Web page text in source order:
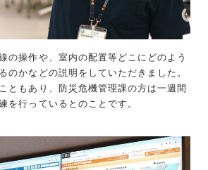
の操作や、室内の配置等どこにどのよう
のかなどの説明をしていただきました。
ともあり、防災危機管理課の方は一週間
を行っているとのことです。